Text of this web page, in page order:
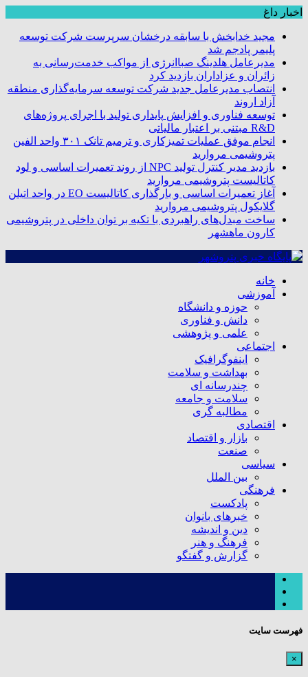
اخبار داغ
مجید خدابخش با سابقه درخشان سرپرست شرکت توسعه
پلیمر پادجم شد
مدیرعامل هلدینگ صباانرژی از مواکب خدمت‌رسانی به
زائران و عزاداران بازدید کرد
انتصاب مدیرعامل جدید شرکت توسعه سرمایه‌گذاری منطقه
آزاد اروند
توسعه فناوری و افزایش پایداری تولید با اجرای پروژه‌های
R&D مبتنی بر اعتبار مالیاتی
انجام موفق عملیات تمیزکاری و ترمیم تانک ۳۰۱ واحد الفین
پتروشیمی مروارید
بازدید مدیر کنترل تولید NPC از روند تعمیرات اساسی و لود
کاتالیست پتروشیمی مروارید
آغاز تعمیرات اساسی و بارگذاری کاتالیست EO در واحد اتیلن
گلایکول پتروشیمی مروارید
ساخت مبدل‌های راهبردی با تکیه بر توان داخلی در پتروشیمی
کارون ماهشهر
خانه
آموزشی
حوزه و دانشگاه
دانش و فناوری
علمی و پژوهشی
اجتماعی
اینفوگرافیک
بهداشت و سلامت
چندرسانه ای
سلامت و جامعه
مطالبه گری
اقتصادی
بازار و اقتصاد
صنعت
سیاسی
بین الملل
فرهنگی
پادکست
خبرهای بانوان
دین و اندیشه
فرهنگ و هنر
گزارش و گفتگو
فهرست سایت
×